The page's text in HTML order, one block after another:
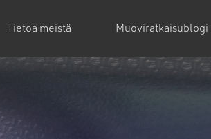
Tietoa meistä Muoviratkaisublogi